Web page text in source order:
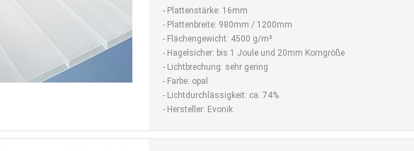
- Plattenstärke: 16mm
- Plattenbreite: 980mm / 1200mm
- Flächengewicht: 4500 g/m²
- Hagelsicher: bis 1 Joule und 20mm Korngröße
- Lichtbrechung: sehr gering
- Farbe: opal
- Lichtdurchlässigkeit: ca. 74%
- Hersteller: Evonik